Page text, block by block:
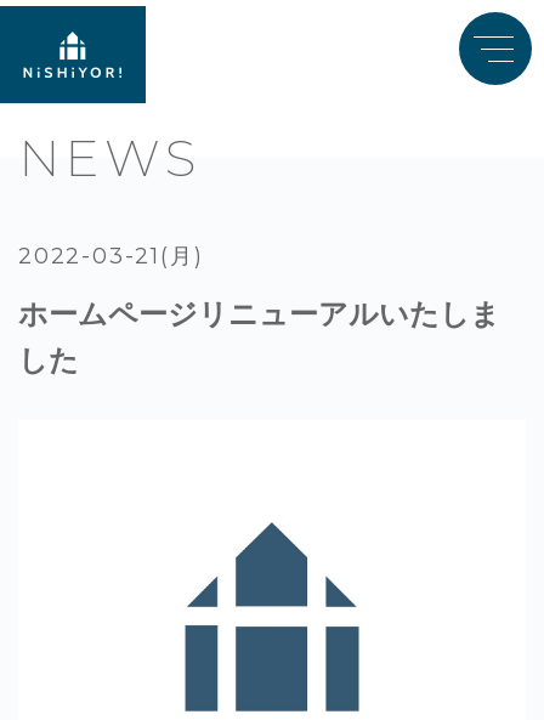
NEWS
2022-03-21(月)
ホームページリニューアルいたしま
した